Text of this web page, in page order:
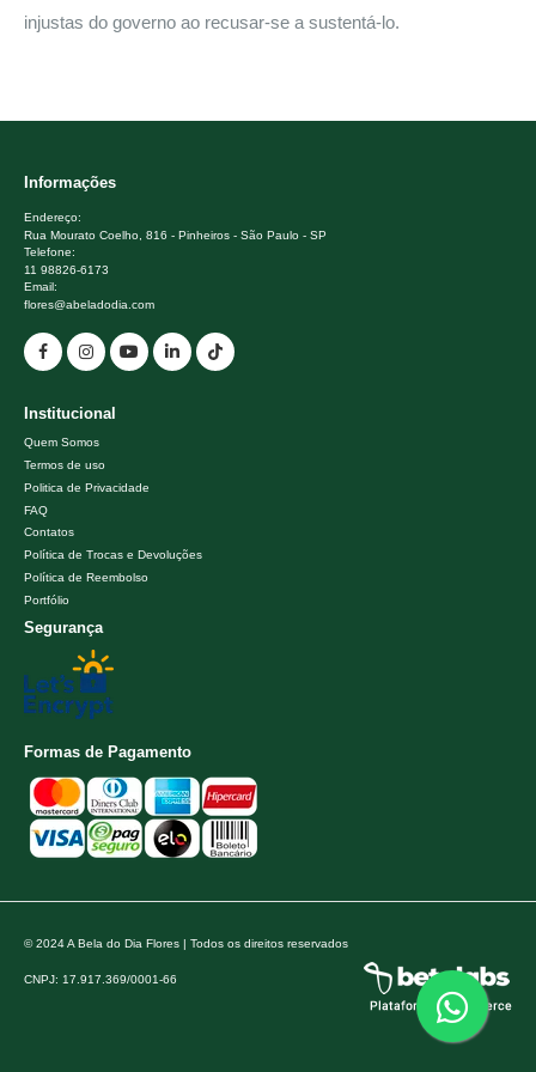
injustas do governo ao recusar-se a sustentá-lo.
Informações
Endereço:
Rua Mourato Coelho, 816 - Pinheiros - São Paulo - SP
Telefone:
11 98826-6173
Email:
flores@abeladodia.com
Institucional
Quem Somos
Termos de uso
Politica de Privacidade
FAQ
Contatos
Política de Trocas e Devoluções
Política de Reembolso
Portfólio
Segurança
Formas de Pagamento
© 2024 A Bela do Dia Flores | Todos os direitos reservados
CNPJ: 17.917.369/0001-66